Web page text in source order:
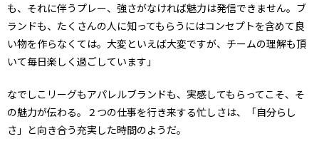
も、それに伴うプレー、強さがなければ魅力は発信できません。ブ
ランドも、たくさんの人に知ってもらうにはコンセプトを含めて良
い物を作らなくては。大変といえば大変ですが、チームの理解も頂
いて毎日楽しく過ごしています」
なでしこリーグもアパレルブランドも、実感してもらってこそ、そ
の魅力が伝わる。２つの仕事を行き来する忙しさは、「自分らし
さ」と向き合う充実した時間のようだ。